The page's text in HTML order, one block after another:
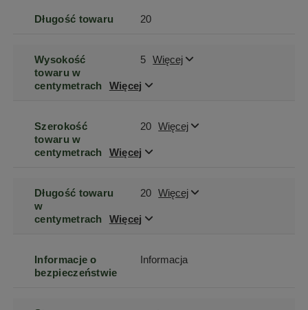
Długość towaru 20
Wysokość
towaru w
centymetrach
Więcej
5 Więcej
Szerokość
towaru w
centymetrach
Więcej
20 Więcej
Długość towaru
w
centymetrach
Więcej
20 Więcej
Informacje o
bezpieczeństwie
Informacja